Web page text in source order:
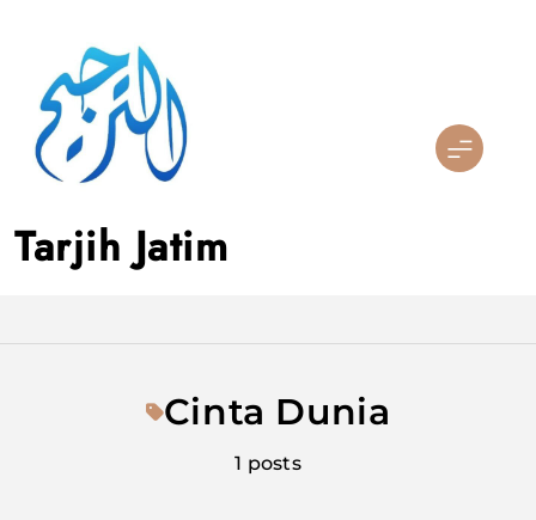
content
Tarjih Jatim
Cinta Dunia
1 posts